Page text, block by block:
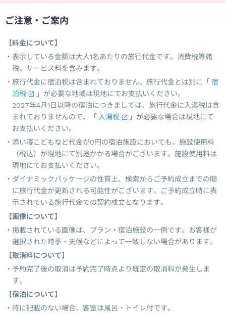
ご注意・ご案内
【料金について】
表示している金額は大人1名あたりの旅行代金です。消費税等諸
税、サービス料を含みます。
旅行代金に宿泊税は含まれておりません。旅行代金とは別に「 宿
泊税
」が必要な地域は現地にてお支払いください。
2027年4月1日以降の宿泊につきましては、旅行代金に入湯税は含
まれておりませんので、「 入湯税
」が必要な場合は現地にて
お支払いください。
添い寝こどもなど代金が0円の宿泊施設においても、施設使用料
（税込）が現地にて別途かかる場合がございます。施設使用料は
現地にてお支払いください。
ダイナミックパッケージの性質上、検索からご予約成立までの間
に旅行代金が更新される可能性がございます。ご予約成立時に表
示されている旅行代金での契約成立となります。
【画像について】
掲載されている画像は、プラン・宿泊施設の一例です。お客様が
選択された時季・天候などによって一致しない場合があります。
【取消料について】
予約完了後の取消は予約完了時点より既定の取消料が発生しま
す。
【宿泊について】
特に記載のない場合、客室は風呂・トイレ付です。